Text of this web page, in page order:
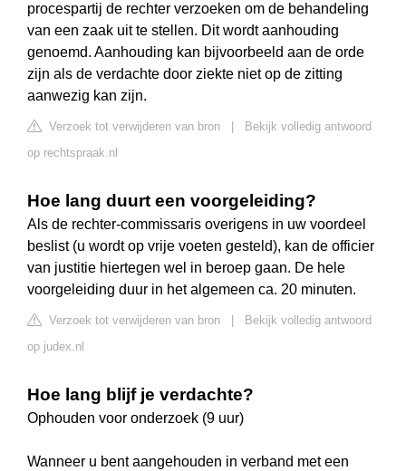
procespartij de rechter verzoeken om de behandeling
van een zaak uit te stellen. Dit wordt aanhouding
genoemd. Aanhouding kan bijvoorbeeld aan de orde
zijn als de verdachte door ziekte niet op de zitting
aanwezig kan zijn.
Verzoek tot verwijderen van bron
Bekijk volledig antwoord
op rechtspraak.nl
Hoe lang duurt een voorgeleiding?
Als de rechter-commissaris overigens in uw voordeel
beslist (u wordt op vrije voeten gesteld), kan de officier
van justitie hiertegen wel in beroep gaan. De hele
voorgeleiding duur in het algemeen ca. 20 minuten.
Verzoek tot verwijderen van bron
Bekijk volledig antwoord
op judex.nl
Hoe lang blijf je verdachte?
Ophouden voor onderzoek (9 uur)
Wanneer u bent aangehouden in verband met een